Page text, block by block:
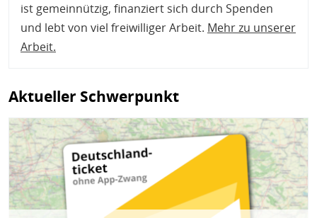
ist gemeinnützig, finanziert sich durch Spenden
und lebt von viel freiwilliger Arbeit. Mehr zu unserer
Arbeit.
Aktueller Schwerpunkt
Bild